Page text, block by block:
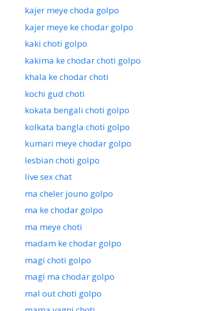
kajer meye choda golpo
kajer meye ke chodar golpo
kaki choti golpo
kakima ke chodar choti golpo
khala ke chodar choti
kochi gud choti
kokata bengali choti golpo
kolkata bangla choti golpo
kumari meye chodar golpo
lesbian choti golpo
live sex chat
ma cheler jouno golpo
ma ke chodar golpo
ma meye choti
madam ke chodar golpo
magi choti golpo
magi ma chodar golpo
mal out choti golpo